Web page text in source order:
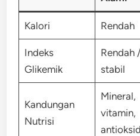
Kalori Rendah
Indeks
Glikemik
Rendah
stabil
Kandungan
Nutrisi
Mineral,
vitamin,